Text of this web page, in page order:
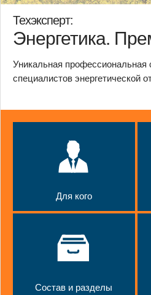
Техэксперт:
Энергетика.
Уникальная профессиональная
специалистов энергетической
Для кого
Состав и разделы